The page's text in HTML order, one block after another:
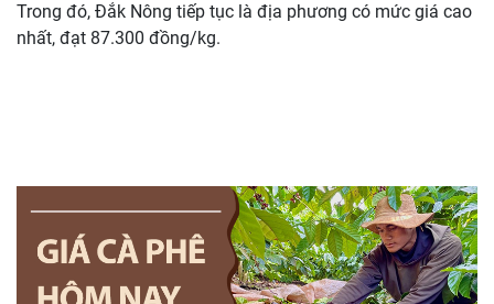
Trong đó, Đắk Nông tiếp tục là địa phương có mức giá cao
nhất, đạt 87.300 đồng/kg.